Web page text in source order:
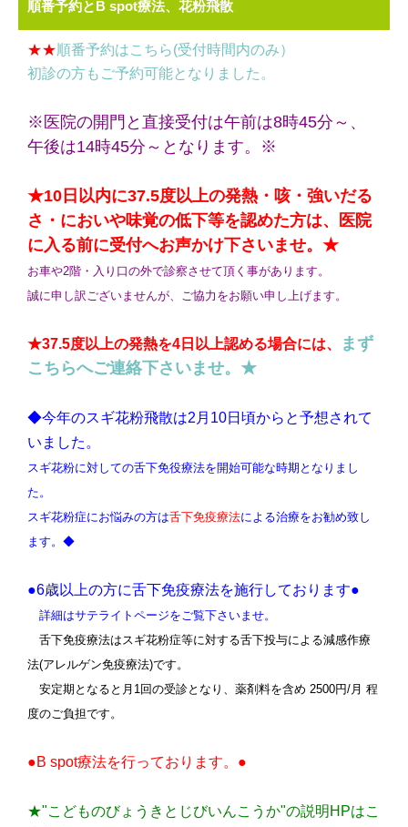
順番予約とB spot療法、花粉飛散
★★ 順番予約はこちら(受付時間内のみ）
初診の方もご予約可能となりました。
※医院の開門と直接受付は午前は8時45分～、
午後は14時45分～となります。※
★10日以内に37.5度以上の発熱・咳・強いだる
さ・においや味覚の低下等を認めた方は、医院
に入る前に受付へお声かけ下さいませ。★
お車や2階・入り口の外で診察させて頂く事があります。
誠に申し訳ございませんが、ご協力をお願い申し上げます。
★37.5度以上の発熱を4日以上認める場合には、
まず
こちらへご連絡下さいませ。★
◆今年のスギ花粉飛散は2月10日頃からと予想されて
いました。
スギ花粉に対しての舌下免役療法を開始可能な時期となりまし
た。
スギ花粉症にお悩みの方は舌下免疫療法による治療をお勧め致し
ます。 ◆
●6歳以上の方に舌下免疫療法を施行しております●
詳細はサテライトページをご覧下さいませ。
舌下免疫療法はスギ花粉症等に対する舌下投与による減感作療
法(アレルゲン免疫療法)です。
安定期となると月1回の受診となり、薬剤料を含め 2500円/月 程
度のご負担です。
●B spot療法を行っております。●
★"こどものびょうきとじびいんこうか"の説明HPはこ